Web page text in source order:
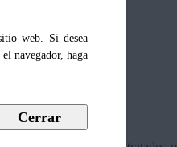
web. Si desea
navegador, haga